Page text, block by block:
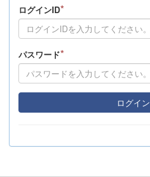
ログインID*
パスワード*
ログイン